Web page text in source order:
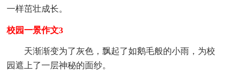
一样茁壮成长。
校园一景作文3
天渐渐变为了灰色，飘起了如鹅毛般的小雨，为校
园遮上了一层神秘的面纱。